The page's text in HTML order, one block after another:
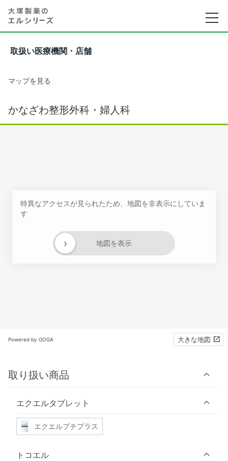
取扱い医療機関・店舗
マップを見る
かなざわ整形外科・婦人科
特異なアクセスが見られたため、地図を非表示にしていま
す
地図を表示
›
Powered by GOGA 大きな地図
取り扱い商品
エクエルタブレット
エクエルプチプラス
トコエル